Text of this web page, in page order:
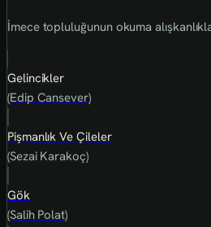
İmece topluluğunun okuma
Gelincikler
(Edip Cansever)
Pişmanlık Ve Çileler
(Sezai Karakoç)
Gök
(Salih Polat)